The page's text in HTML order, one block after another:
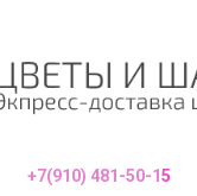
+7(910) 481-50-15